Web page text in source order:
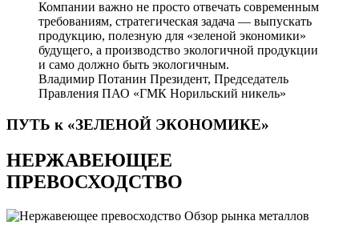
Компании важно не просто отвечать современным
требованиям, стратегическая задача — выпускать
продукцию, полезную для «зеленой экономики»
будущего, а производство экологичной продукции
и само должно быть экологичным.
Владимир Потанин Президент, Председатель
Правления ПАО «ГМК Норильский никель»
ПУТЬ к «ЗЕЛЕНОЙ ЭКОНОМИКЕ»
НЕРЖАВЕЮЩЕЕ
ПРЕВОСХОДСТВО
Обзор рынка металлов